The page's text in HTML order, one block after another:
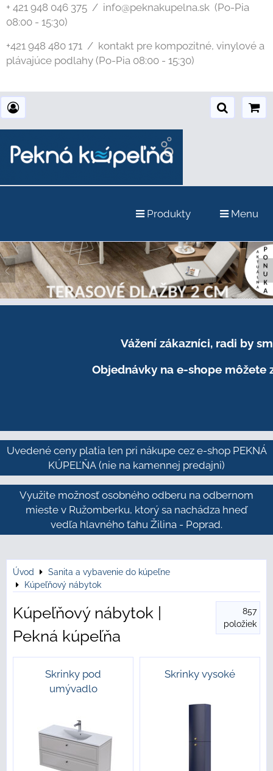
+ 421 948 046 375 / info@peknakupelna.sk (Po-Pia
08:00 - 15:30)
+421 948 480 171 / kontakt pre kompozitné, vinylové a
plávajúce podlahy (Po-Pia 08:00 - 15:30)
Produkty Menu
Vážení zákazníci, radi by
Objednávky na e-shope môžete
Uvedené ceny platia len pri nákupe cez e-shop PEKNÁ
KÚPEĽŇA (nie na kamennej predajni)
Využite možnosť osobného odberu na odbernom
mieste v Ružomberku, ktorý sa nachádza hneď
vedľa hlavného ťahu Žilina - Poprad.
Úvod
Sanita a vybavenie do kúpeľne
Kúpeľňový nábytok
Kúpeľňový nábytok |
Pekná kúpeľňa
857
položiek
Skrinky pod
umývadlo
Skrinky vysoké